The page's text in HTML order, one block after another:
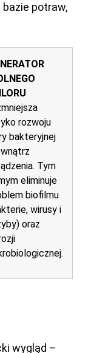
potraw,
rozwoju
bakteryjnej
Tym
eliminuje
biofilmu
wirusy i
oraz
wygląd –